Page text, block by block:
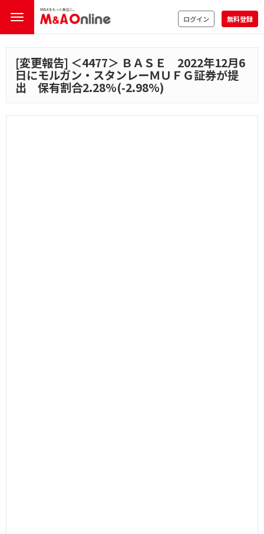
ログイン 無料登録
[変更報告] ＜4477＞ ＢＡＳＥ 2022年12月6
日にモルガン・スタンレーＭＵＦＧ証券が提
出 保有割合2.28%(-2.98%)